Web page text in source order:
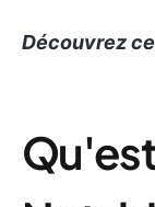
Découvrez